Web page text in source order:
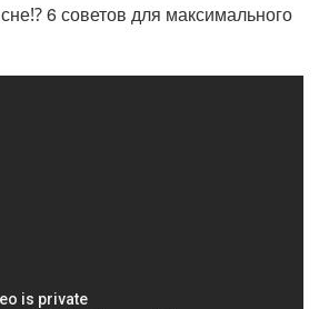
6 советов для максимального